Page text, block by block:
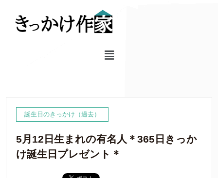
誕生日のきっかけ（過去）
5月12日生まれの有名人＊365日きっか
け誕生日プレゼント＊